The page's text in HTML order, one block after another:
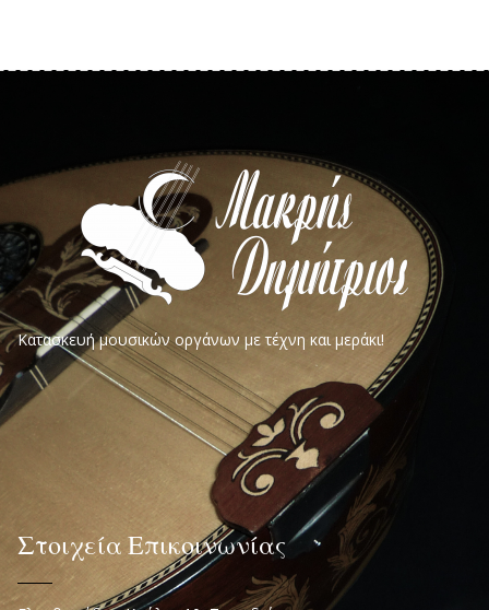
Κατασκευή μουσικών οργάνων με τέχνη και μεράκι!
Στοιχεία Επικοινωνίας